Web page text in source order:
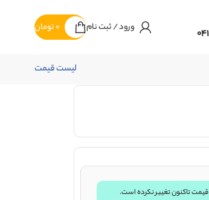
ورود / ثبت نام 0تومان
لیست قیمت
قیمت تاکنون تغییر نکرده است.